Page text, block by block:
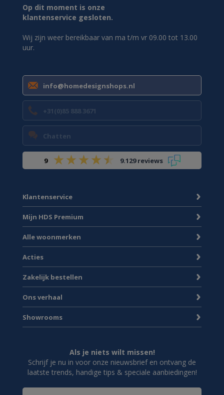
Op dit moment is onze
klantenservice gesloten.
Wij zijn weer bereikbaar van ma t/m vr 09.00 tot 13.00
uur.
info@homedesignshops.nl
+31(0)85 888 3671
Chatten
9 9.129 reviews
Klantenservice
Mijn HDS Premium
Alle woonmerken
Acties
Zakelijk bestellen
Ons verhaal
Showrooms
Als je niets wilt missen!
Schrijf je nu in voor onze nieuwsbrief en ontvang de
laatste trends, handige tips & speciale aanbiedingen!